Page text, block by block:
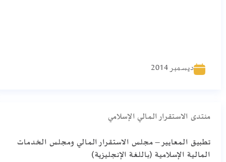
ديسمبر 2014
منتدى الاستقرار المالي الإسلامي
تطبيق المعايير – مجلس الاستقرار المالي ومجلس الخدمات
المالية الإسلامية (باللغة الإنجليزية)